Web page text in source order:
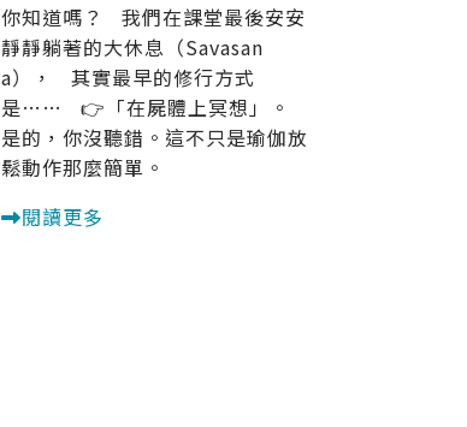
你知道嗎？ 我們在課堂最後安安
靜靜躺著的大休息（Savasan
a）， 其實最早的修行方式
是…… 👉「在屍體上冥想」。
是的，你沒聽錯。這不只是瑜伽放
鬆動作那麼簡單。
閱讀更多